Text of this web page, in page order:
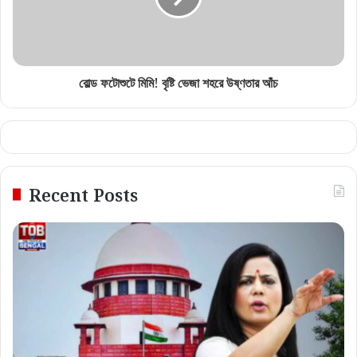
বোল্ড ফটোশুটে মিমি! বৃষ্টি ভেজা শহরে উষ্ণতার আঁচ
Recent Posts